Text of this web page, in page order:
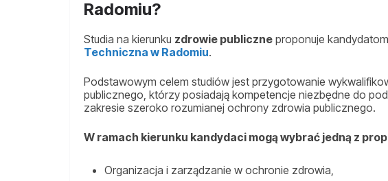
Radomiu?
Studia na kierunku zdrowie publiczne proponuje kandydatom
Techniczna w Radomiu.
Podstawowym celem studiów jest przygotowanie
publicznego, którzy posiadają kompetencje niezbędne do
zakresie szeroko rozumianej ochrony zdrowia publicznego.
W ramach kierunku kandydaci mogą wybrać jedną z
Organizacja i zarządzanie w ochronie zdrowia,